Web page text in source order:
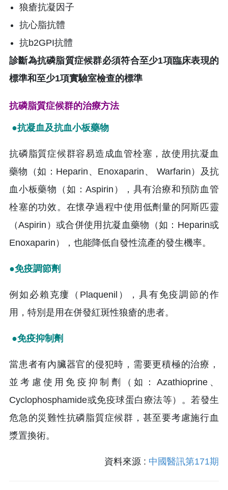
狼瘡抗凝因子
抗心脂抗體
抗b2GPI抗體
診斷為抗磷脂質症候群必須符合至少1項臨床表現的
標準和至少1項實驗室檢查的標準
抗磷脂質症候群的治療方法
●抗凝血及抗血小板藥物
抗磷脂質症候群容易造成血管栓塞，故使用抗凝血
藥物（如：Heparin、Enoxaparin、 Warfarin）及抗
血小板藥物（如：Aspirin），具有治療和預防血管
栓塞的功效。在懷孕過程中使用低劑量的阿斯匹靈
（Aspirin）或合併使用抗凝血藥物（如：Heparin或
Enoxaparin），也能降低自發性流產的發生機率。
●免疫調節劑
例如必賴克瘻（Plaquenil），具有免疫調節的作
用，特別是用在併發紅斑性狼瘡的患者。
●免疫抑制劑
當患者有內臟器官的侵犯時，需要更積極的治療，
並考慮使用免疫抑制劑（如：Azathioprine、
Cyclophosphamide或免疫球蛋白療法等）。若發生
危急的災難性抗磷脂質症候群，甚至要考慮施行血
漿置換術。
資料來源 : 中國醫訊第171期